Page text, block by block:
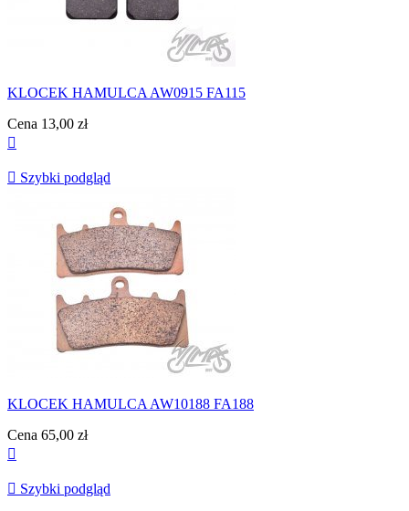
KLOCEK HAMULCA AW0915 FA115
Cena 13,00 zł

 Szybki podgląd
KLOCEK HAMULCA AW10188 FA188
Cena 65,00 zł

 Szybki podgląd